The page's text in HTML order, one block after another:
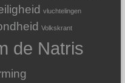
vluchtelingen
Volkskrant
de Natris